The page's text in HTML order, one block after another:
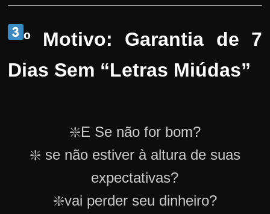
º Motivo: Garantia de 7
Dias Sem “Letras Miúdas”
❇️E Se não for bom?
❇️ se não estiver à altura de suas
expectativas?
❇️vai perder seu dinheiro?